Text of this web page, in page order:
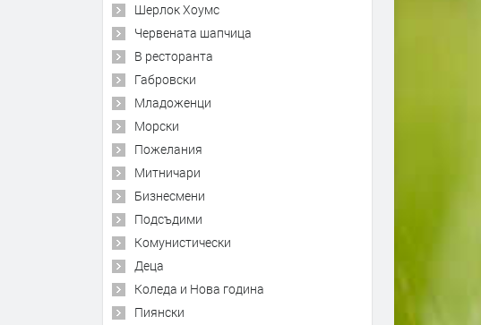
Шерлок Хоумс
Червената шапчица
В ресторанта
Габровски
Младоженци
Морски
Пожелания
Митничари
Бизнесмени
Подсъдими
Комунистически
Деца
Коледа и Нова година
Пиянски